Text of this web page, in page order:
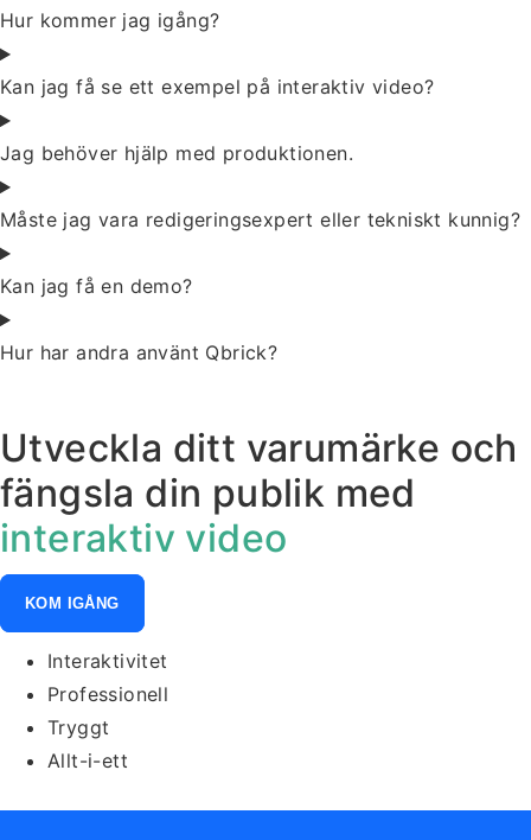
Hur kommer jag igång?
Kan jag få se ett exempel på interaktiv video?
Jag behöver hjälp med produktionen.
Måste jag vara redigeringsexpert eller tekniskt kunnig?
Kan jag få en demo?
Hur har andra använt Qbrick?
Utveckla ditt varumärke och
fängsla din publik med
interaktiv video
KOM IGÅNG
Interaktivitet
Professionell
Tryggt
Allt-i-ett